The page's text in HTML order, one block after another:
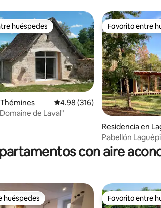
5; 108 evaluaciones
en Favorito entre huéspedes
huéspedes
Calificación promedio: 4.98 de
4.98 (316)
de Laval"
Favorito entre
Favorito entre
Residencia en
Pabellón
con aire
huéspedes
huéspedes Favorito entre
Favorito entre